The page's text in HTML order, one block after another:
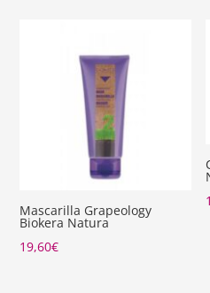
Mascarilla Grapeology
Biokera Natura
19,60€